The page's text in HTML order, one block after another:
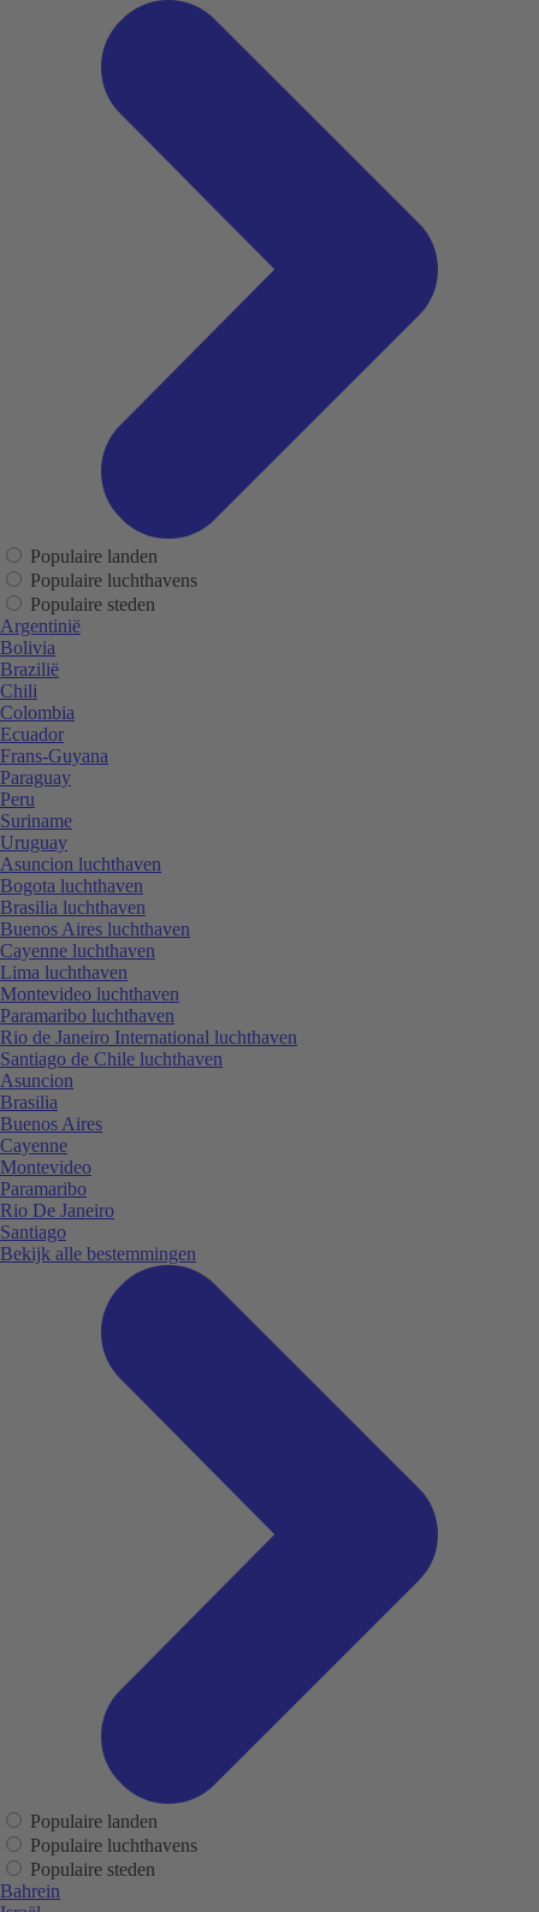
Populaire landen
Populaire luchthavens
Populaire steden
Argentinië
Bolivia
Brazilië
Chili
Colombia
Ecuador
Frans-Guyana
Paraguay
Peru
Suriname
Uruguay
Asuncion luchthaven
Bogota luchthaven
Brasilia luchthaven
Buenos Aires luchthaven
Cayenne luchthaven
Lima luchthaven
Montevideo luchthaven
Paramaribo luchthaven
Rio de Janeiro International luchthaven
Santiago de Chile luchthaven
Asuncion
Brasilia
Buenos Aires
Cayenne
Montevideo
Paramaribo
Rio De Janeiro
Santiago
Bekijk alle bestemmingen
Populaire landen
Populaire luchthavens
Populaire steden
Bahrein